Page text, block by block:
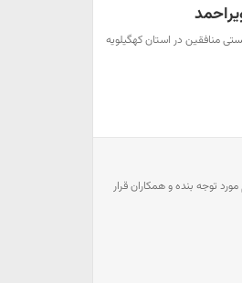
منافقین در استان کهگیلویه
توجه بنده و همکاران قرار